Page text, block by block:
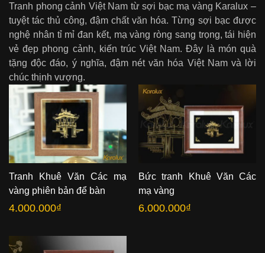
Tranh phong cảnh Việt Nam từ sợi bạc mạ vàng Karalux –
tuyệt tác thủ công, đậm chất văn hóa. Từng sợi bạc được
nghệ nhân tỉ mỉ đan kết, mạ vàng ròng sang trọng, tái hiện
vẻ đẹp phong cảnh, kiến trúc Việt Nam. Đây là món quà
tặng độc đáo, ý nghĩa, đậm nét văn hóa Việt Nam và lời
chúc thịnh vượng.
Tranh Khuê Văn Các mạ
vàng phiên bản để bàn
4.000.000₫
Bức tranh Khuê Văn Các
mạ vàng
6.000.000₫